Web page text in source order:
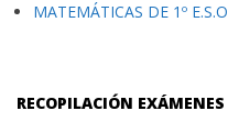
MATEMÁTICAS DE 1º
RECOPILACIÓN